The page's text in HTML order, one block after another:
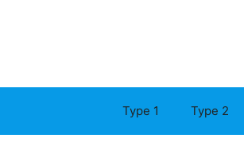
Type 1 Type 2